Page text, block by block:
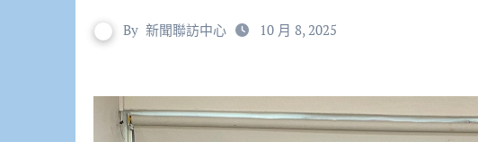
By 新聞聯訪中心 10 月 8, 2025